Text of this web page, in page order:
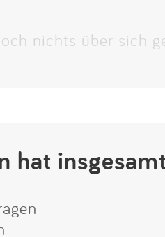
nichts über sich
hat